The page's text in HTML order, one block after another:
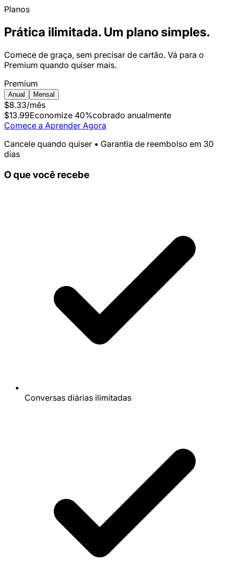
Planos
Prática ilimitada. Um plano simples.
Comece de graça, sem precisar de cartão. Vá para o
Premium quando quiser mais.
Premium
Anual Mensal
$8.33/mês
$13.99Economize 40%cobrado anualmente
Comece a Aprender Agora
Cancele quando quiser • Garantia de reembolso em 30
dias
O que você recebe
Conversas diárias ilimitadas